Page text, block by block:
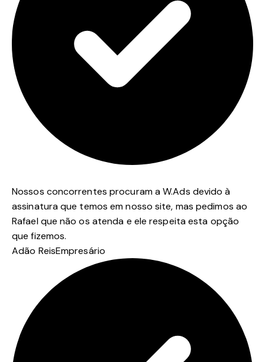
Nossos concorrentes procuram a W.Ads devido à
assinatura que temos em nosso site, mas pedimos ao
Rafael que não os atenda e ele respeita esta opção
que fizemos.
Adão ReisEmpresário